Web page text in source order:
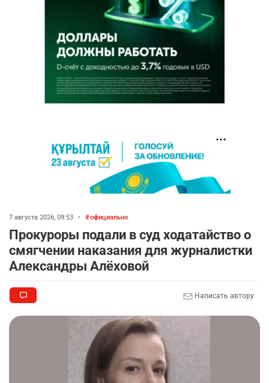
7 августа 2026, 09:53 • официально
Прокуроры подали в суд ходатайство о
смягчении наказания для журналистки
Александры Алёховой
Написать автору